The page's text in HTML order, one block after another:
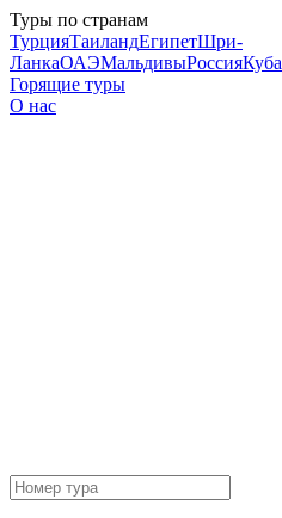
Туры по странам
ТурцияТаиландЕгипетШри-
ЛанкаОАЭМальдивыРоссияКуба
Горящие туры
О нас